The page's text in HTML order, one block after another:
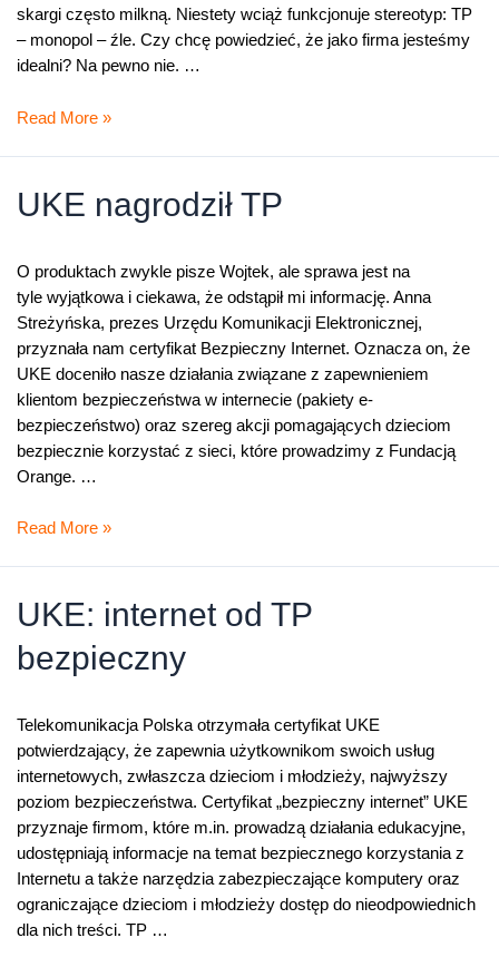
skargi często milkną. Niestety wciąż funkcjonuje stereotyp: TP
– monopol – źle. Czy chcę powiedzieć, że jako firma jesteśmy
idealni? Na pewno nie. …
Przyjaźni
Read More »
UKE nagrodził TP
O produktach zwykle pisze Wojtek, ale sprawa jest na
tyle wyjątkowa i ciekawa, że odstąpił mi informację. Anna
Streżyńska, prezes Urzędu Komunikacji Elektronicznej,
przyznała nam certyfikat Bezpieczny Internet. Oznacza on, że
UKE doceniło nasze działania związane z zapewnieniem
klientom bezpieczeństwa w internecie (pakiety e-
bezpieczeństwo) oraz szereg akcji pomagających dzieciom
bezpiecznie korzystać z sieci, które prowadzimy z Fundacją
Orange. …
UKE
Read More »
UKE: internet od TP
bezpieczny
Telekomunikacja Polska otrzymała certyfikat UKE
potwierdzający, że zapewnia użytkownikom swoich usług
internetowych, zwłaszcza dzieciom i młodzieży, najwyższy
poziom bezpieczeństwa. Certyfikat „bezpieczny internet” UKE
przyznaje firmom, które m.in. prowadzą działania edukacyjne,
udostępniają informacje na temat bezpiecznego korzystania z
Internetu a także narzędzia zabezpieczające komputery oraz
ograniczające dzieciom i młodzieży dostęp do nieodpowiednich
dla nich treści. TP …